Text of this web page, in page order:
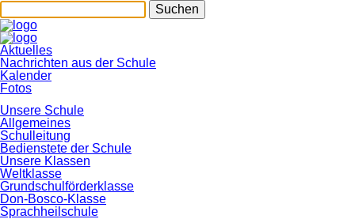
Suchen
Navigation
überspringen
Aktuelles
Nachrichten aus der Schule
Kalender
Fotos
Unsere Schule
Allgemeines
Schulleitung
Bedienstete der Schule
Unsere Klassen
Weltklasse
Grundschulförderklasse
Don-Bosco-Klasse
Sprachheilschule